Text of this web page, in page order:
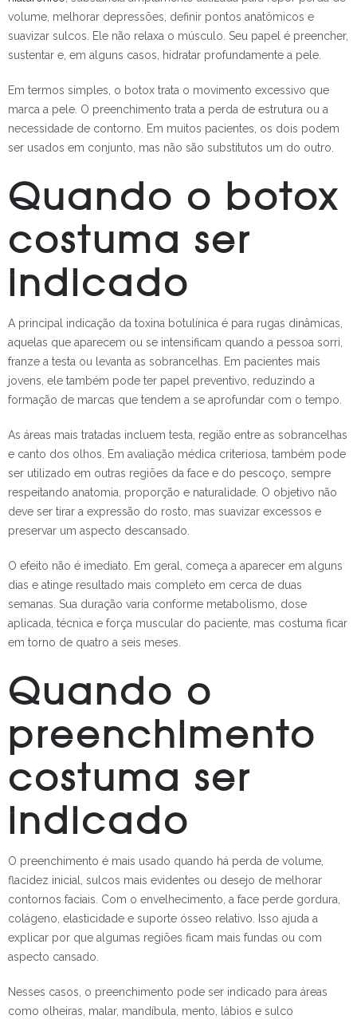
volume, melhorar depressões, definir pontos anatômicos e
suavizar sulcos. Ele não relaxa o músculo. Seu papel é preencher,
sustentar e, em alguns casos, hidratar profundamente a pele.
Em termos simples, o botox trata o movimento excessivo que
marca a pele. O preenchimento trata a perda de estrutura ou a
necessidade de contorno. Em muitos pacientes, os dois podem
ser usados em conjunto, mas não são substitutos um do outro.
Quando o botox
costuma ser
indicado
A principal indicação da toxina botulínica é para rugas dinâmicas,
aquelas que aparecem ou se intensificam quando a pessoa sorri,
franze a testa ou levanta as sobrancelhas. Em pacientes mais
jovens, ele também pode ter papel preventivo, reduzindo a
formação de marcas que tendem a se aprofundar com o tempo.
As áreas mais tratadas incluem testa, região entre as sobrancelhas
e canto dos olhos. Em avaliação médica criteriosa, também pode
ser utilizado em outras regiões da face e do pescoço, sempre
respeitando anatomia, proporção e naturalidade. O objetivo não
deve ser tirar a expressão do rosto, mas suavizar excessos e
preservar um aspecto descansado.
O efeito não é imediato. Em geral, começa a aparecer em alguns
dias e atinge resultado mais completo em cerca de duas
semanas. Sua duração varia conforme metabolismo, dose
aplicada, técnica e força muscular do paciente, mas costuma ficar
em torno de quatro a seis meses.
Quando o
preenchimento
costuma ser
indicado
O preenchimento é mais usado quando há perda de volume,
flacidez inicial, sulcos mais evidentes ou desejo de melhorar
contornos faciais. Com o envelhecimento, a face perde gordura,
colágeno, elasticidade e suporte ósseo relativo. Isso ajuda a
explicar por que algumas regiões ficam mais fundas ou com
aspecto cansado.
Nesses casos, o preenchimento pode ser indicado para áreas
como olheiras, malar, mandíbula, mento, lábios e sulco